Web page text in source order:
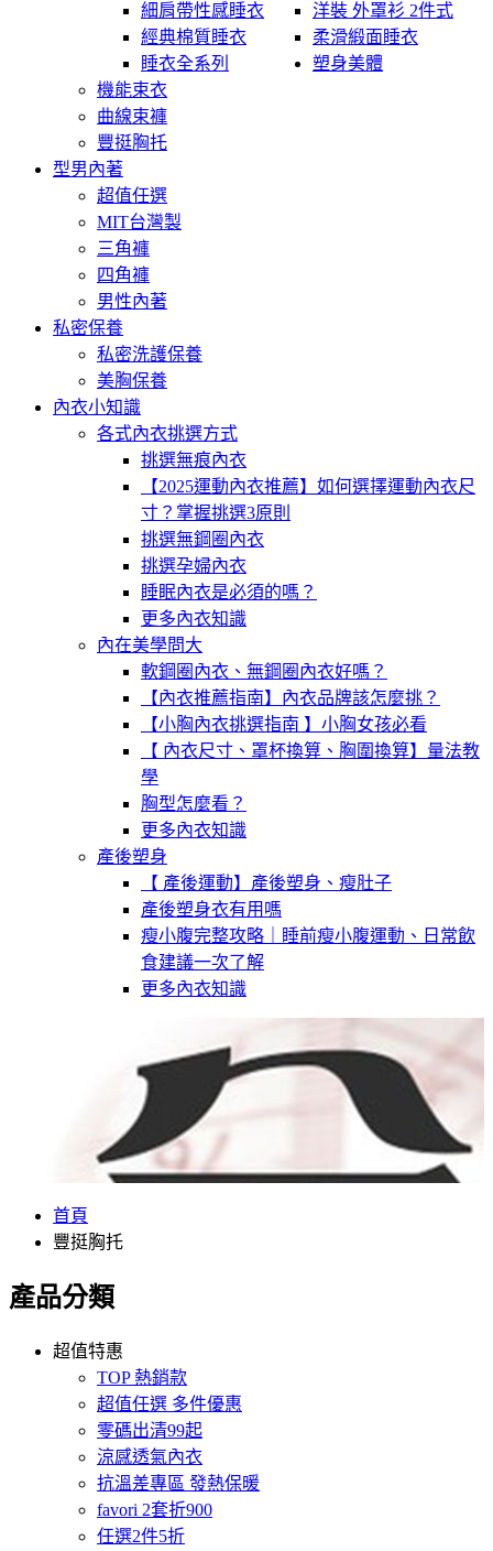
細肩帶性感睡衣
洋裝 外罩衫 2件式
經典棉質睡衣
柔滑緞面睡衣
睡衣全系列
塑身美體
機能束衣
曲線束褲
豐挺胸托
型男內著
超值任選
MIT台灣製
三角褲
四角褲
男性內著
私密保養
私密洗護保養
美胸保養
內衣小知識
各式內衣挑選方式
挑選無痕內衣
【2025運動內衣推薦】如何選擇運動內衣尺
寸？掌握挑選3原則
挑選無鋼圈內衣
挑選孕婦內衣
睡眠內衣是必須的嗎？
更多內衣知識
內在美學問大
軟鋼圈內衣、無鋼圈內衣好嗎？
【內衣推薦指南】內衣品牌該怎麼挑？
【小胸內衣挑選指南 】小胸女孩必看
【 內衣尺寸、罩杯換算、胸圍換算】量法教
學
胸型怎麼看？
更多內衣知識
產後塑身
【 產後運動】產後塑身、瘦肚子
產後塑身衣有用嗎
瘦小腹完整攻略｜睡前瘦小腹運動、日常飲
食建議一次了解
更多內衣知識
首頁
豐挺胸托
產品分類
超值特惠
TOP 熱銷款
超值任選 多件優惠
零碼出清99起
涼感透氣內衣
抗溫差專區 發熱保暖
favori 2套折900
任選2件5折